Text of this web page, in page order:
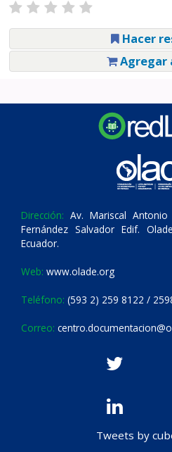
Hacer
Agregar
Dirección: Av. Mariscal
Fernández Salvador Edif.
Ecuador.
Web: www.olade.org
Teléfono: (593 2) 259 8122 /
Correo:
Tweets by